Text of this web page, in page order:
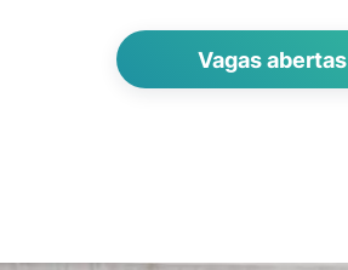
Vagas abertas